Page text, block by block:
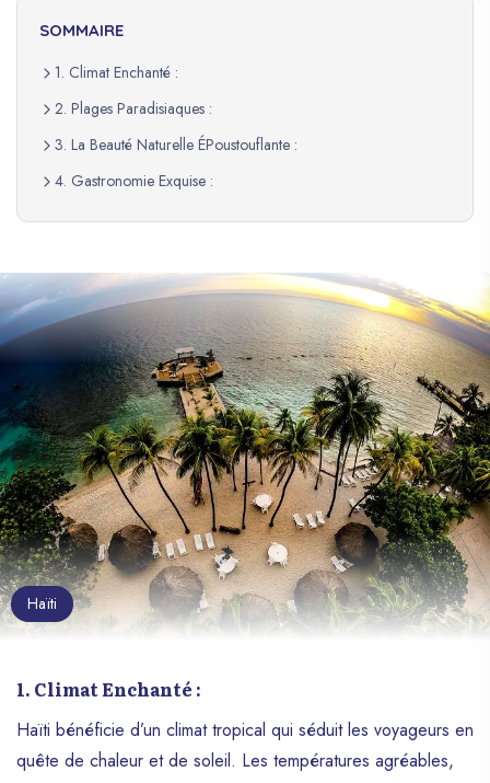
SOMMAIRE
1. Climat Enchanté :
2. Plages Paradisiaques :
3. La Beauté Naturelle ÉPoustouflante :
4. Gastronomie Exquise :
Haïti
1. Climat Enchanté :
Haïti bénéficie d’un climat tropical qui séduit les voyageurs en
quête de chaleur et de soleil. Les températures agréables,